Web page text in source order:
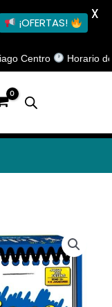
Horario de
¡OFERTAS!
X